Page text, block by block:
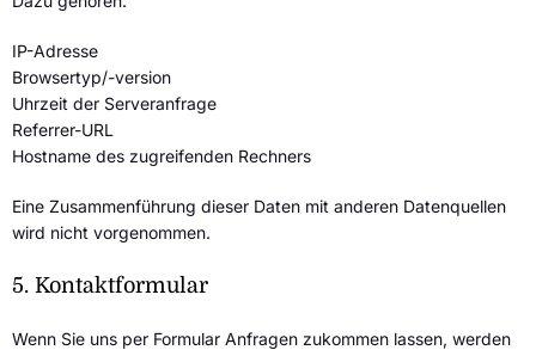
IP-Adresse
Browsertyp/-version
Uhrzeit der Serveranfrage
Referrer-URL
Hostname des zugreifenden Rechners
Eine Zusammenführung dieser Daten mit anderen Datenquellen
wird nicht vorgenommen.
5. Kontaktformular
Wenn Sie uns per Formular Anfragen zukommen lassen, werden